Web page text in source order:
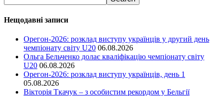
Нещодавні записи
Орегон-2026: розклад виступу українців у другий день
чемпіонату світу U20 06.08.2026
Ольга Бельченко долає кваліфікацію чемпіонату світу
U20 06.08.2026
Орегон-2026: розклад виступу українців, день 1
05.08.2026
Вікторія Ткачук – з особистим рекордом у Бельгії